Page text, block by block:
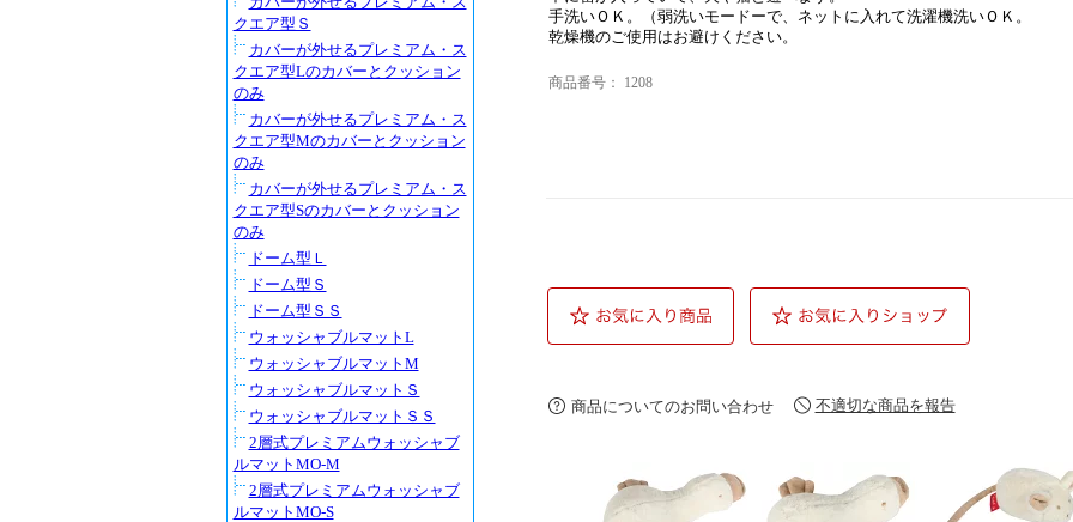
クエア型Ｓ
カバーが外せるプレミアム・ス
クエア型Lのカバーとクッション
のみ
カバーが外せるプレミアム・ス
クエア型Mのカバーとクッション
のみ
カバーが外せるプレミアム・ス
クエア型Sのカバーとクッション
のみ
ドーム型Ｌ
ドーム型Ｓ
ドーム型ＳＳ
ウォッシャブルマットL
ウォッシャブルマットM
ウォッシャブルマットＳ
ウォッシャブルマットＳＳ
2層式プレミアムウォッシャブ
ルマットMO-M
2層式プレミアムウォッシャブ
ルマットMO-S
手洗いＯＫ。（弱洗いモードーで、ネットに入れて洗濯機洗いＯＫ。
乾燥機のご使用はお避けください。
商品番号： 1208
商品についてのお問い合わせ 不適切な商品を報告